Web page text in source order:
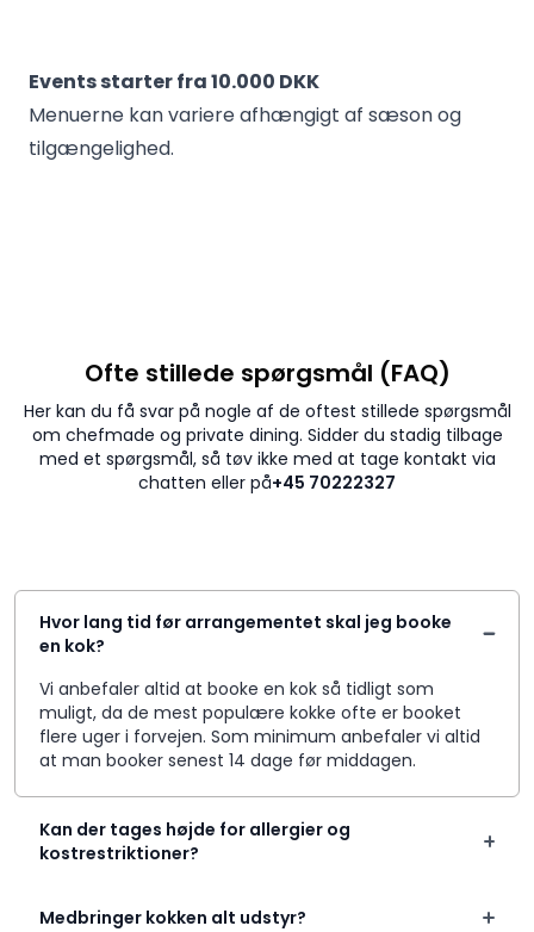
Events starter fra 10.000 DKK
Menuerne kan variere afhængigt af sæson og
tilgængelighed.
Ofte stillede spørgsmål (FAQ)
Her kan du få svar på nogle af de oftest stillede spørgsmål
om chefmade og private dining. Sidder du stadig tilbage
med et spørgsmål, så tøv ikke med at tage kontakt via
chatten eller på+45 70222327
Hvor lang tid før arrangementet skal jeg booke
en kok?
Vi anbefaler altid at booke en kok så tidligt som
muligt, da de mest populære kokke ofte er booket
flere uger i forvejen. Som minimum anbefaler vi altid
at man booker senest 14 dage før middagen.
Kan der tages højde for allergier og
kostrestriktioner?
Medbringer kokken alt udstyr?